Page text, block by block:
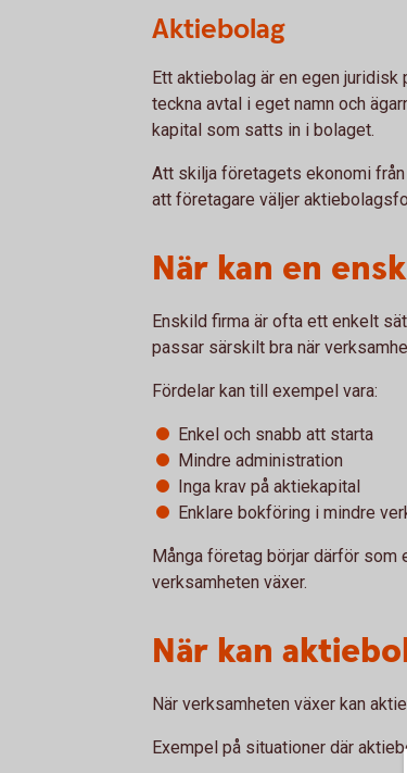
Aktiebolag
Ett aktiebolag är en egen
teckna avtal i eget namn och
kapital som satts in i bolaget.
Att skilja företagets ekonomi
att företagare väljer
När kan en
Enskild firma är ofta ett enkelt
passar särskilt bra när
Fördelar kan till exempel vara:
Enkel och snabb att starta
Mindre administration
Inga krav på aktiekapital
Enklare bokföring i mindre
Många företag börjar därför
verksamheten växer.
När kan
När verksamheten växer kan
Exempel på situationer där